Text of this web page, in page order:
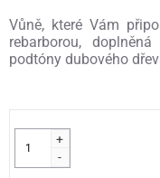
Vůně, které Vám
rebarborou,
podtóny dubového
+
-